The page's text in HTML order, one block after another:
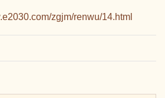
zgjm/renwu/14.html